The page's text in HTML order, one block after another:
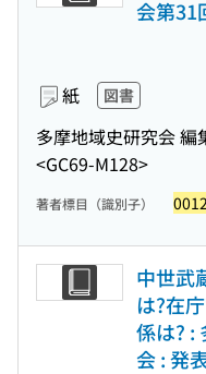
会第31
紙 図書
多摩地域史研究会 編
<GC69-M128>
著者標目（識別子）
中世武
は?在
係は? :
会 : 発